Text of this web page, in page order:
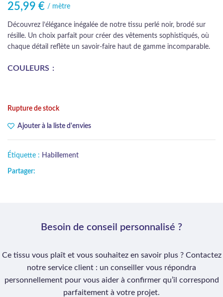
25,99 € / mètre
Découvrez l’élégance inégalée de notre tissu perlé noir, brodé sur
résille. Un choix parfait pour créer des vêtements sophistiqués, où
chaque détail reflète un savoir-faire haut de gamme incomparable.
COULEURS
Rupture de stock
Ajouter à la liste d'envies
Étiquette : Habillement
Partager:
Besoin de conseil personnalisé ?
Ce tissu vous plaît et vous souhaitez en savoir plus ? Contactez
notre service client : un conseiller vous répondra
personnellement pour vous aider à confirmer qu’il correspond
parfaitement à votre projet.